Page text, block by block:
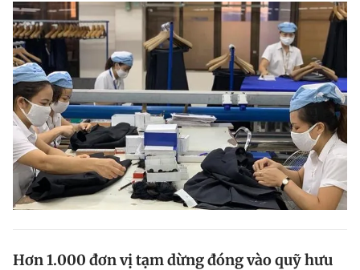
Hơn 1.000 đơn vị tạm dừng đóng vào quỹ hưu